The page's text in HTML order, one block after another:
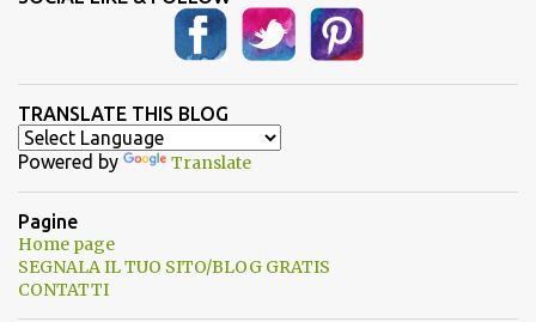
TRANSLATE THIS BLOG
Powered by Translate
Pagine
Home page
SEGNALA IL TUO SITO/BLOG GRATIS
CONTATTI